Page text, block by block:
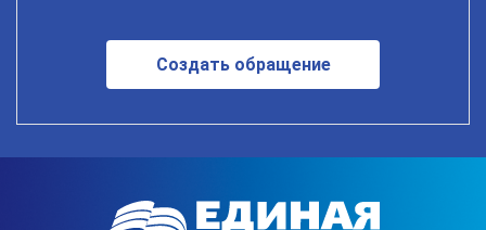
Создать обращение